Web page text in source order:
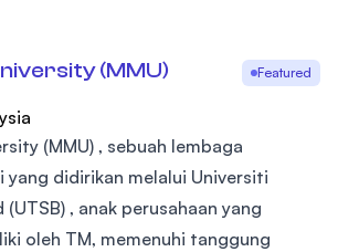
(MMU)
Featured
(MMU) , sebuah lembaga
didirikan melalui Universiti
(UTSB) , anak perusahaan yang
oleh TM, memenuhi tanggung